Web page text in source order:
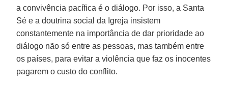
a convivência pacífica é o diálogo. Por isso, a Santa
Sé e a doutrina social da Igreja insistem
constantemente na importância de dar prioridade ao
diálogo não só entre as pessoas, mas também entre
os países, para evitar a violência que faz os inocentes
pagarem o custo do conflito.